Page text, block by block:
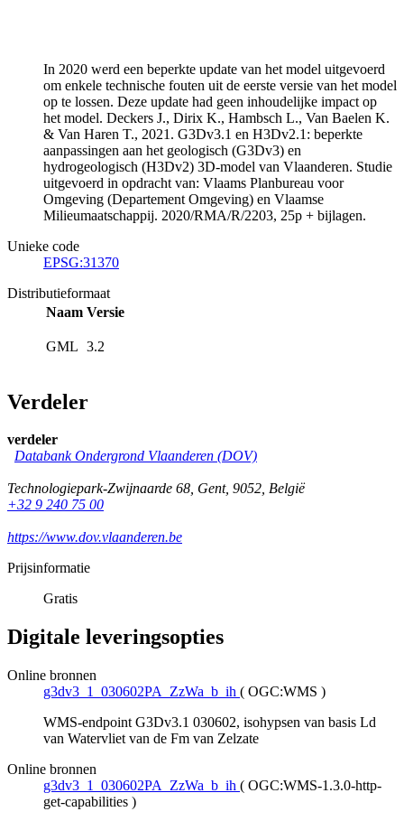
In 2020 werd een beperkte update van het model uitgevoerd
om enkele technische fouten uit de eerste versie van het model
op te lossen. Deze update had geen inhoudelijke impact op
het model. Deckers J., Dirix K., Hambsch L., Van Baelen K.
& Van Haren T., 2021. G3Dv3.1 en H3Dv2.1: beperkte
aanpassingen aan het geologisch (G3Dv3) en
hydrogeologisch (H3Dv2) 3D-model van Vlaanderen. Studie
uitgevoerd in opdracht van: Vlaams Planbureau voor
Omgeving (Departement Omgeving) en Vlaamse
Milieumaatschappij. 2020/RMA/R/2203, 25p + bijlagen.
Unieke code
EPSG:31370
Distributieformaat
Naam Versie
GML 3.2
Verdeler
verdeler
Databank Ondergrond Vlaanderen (DOV)
Technologiepark-Zwijnaarde 68, Gent, 9052, België
+32 9 240 75 00
https://www.dov.vlaanderen.be
Prijsinformatie
Gratis
Digitale leveringsopties
Online bronnen
g3dv3_1_030602PA_ZzWa_b_ih ( OGC:WMS )
WMS-endpoint G3Dv3.1 030602, isohypsen van basis Ld
van Watervliet van de Fm van Zelzate
Online bronnen
g3dv3_1_030602PA_ZzWa_b_ih ( OGC:WMS-1.3.0-http-
get-capabilities )